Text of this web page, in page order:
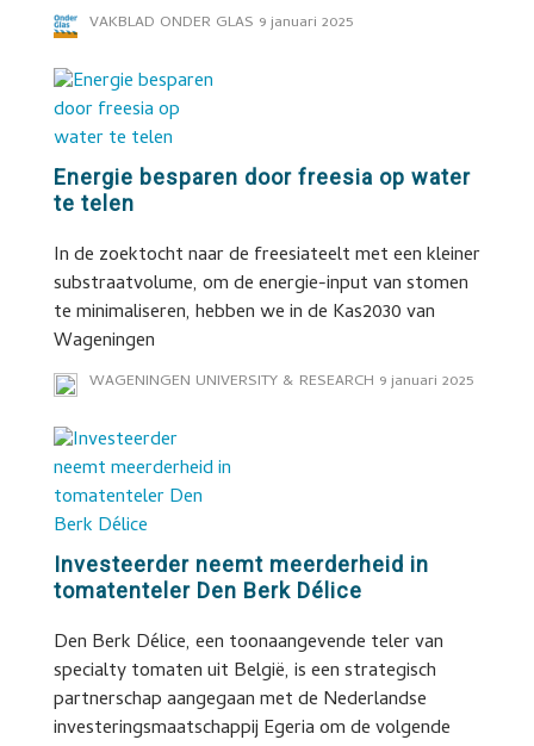
VAKBLAD ONDER GLAS 9 januari 2025
Energie besparen door freesia op water
te telen
In de zoektocht naar de freesiateelt met een kleiner
substraatvolume, om de energie-input van stomen
te minimaliseren, hebben we in de Kas2030 van
Wageningen
WAGENINGEN UNIVERSITY & RESEARCH 9 januari 2025
Investeerder neemt meerderheid in
tomatenteler Den Berk Délice
Den Berk Délice, een toonaangevende teler van
specialty tomaten uit België, is een strategisch
partnerschap aangegaan met de Nederlandse
investeringsmaatschappij Egeria om de volgende